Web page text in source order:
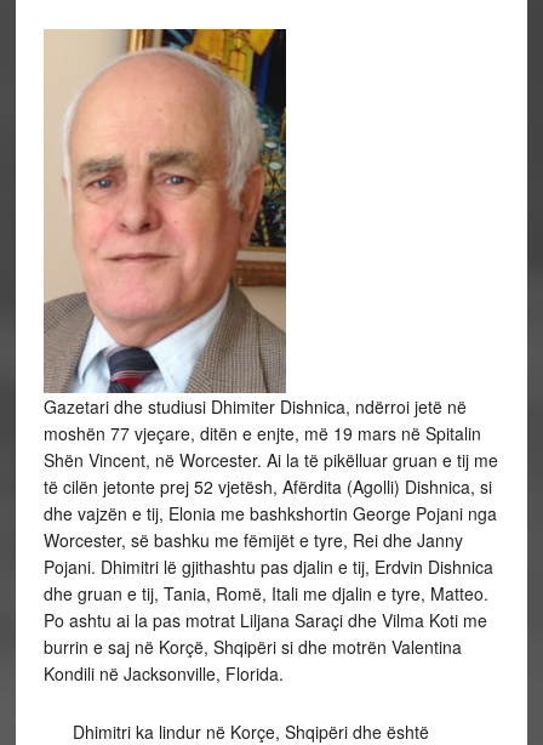
Gazetari dhe studiusi Dhimiter Dishnica, ndërroi jetë në
moshën 77 vjeçare, ditën e enjte, më 19 mars në Spitalin
Shën Vincent, në Worcester. Ai la të pikëlluar gruan e tij me
të cilën jetonte prej 52 vjetësh, Afërdita (Agolli) Dishnica, si
dhe vajzën e tij, Elonia me bashkshortin George Pojani nga
Worcester, së bashku me fëmijët e tyre, Rei dhe Janny
Pojani. Dhimitri lë gjithashtu pas djalin e tij, Erdvin Dishnica
dhe gruan e tij, Tania, Romë, Itali me djalin e tyre, Matteo.
Po ashtu ai la pas motrat Liljana Saraçi dhe Vilma Koti me
burrin e saj në Korçë, Shqipëri si dhe motrën Valentina
Kondili në Jacksonville, Florida.
Dhimitri ka lindur në Korçe, Shqipëri dhe është